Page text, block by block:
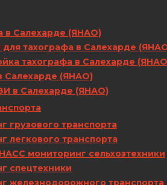
в Салехарде (ЯНАО)
для тахографа в Салехарде
тахографа в Салехарде
Салехарде (ЯНАО)
в Салехарде (ЯНАО)
грузового транспорта
легкового транспорта
мониторинг сельхозтехники
спецтехники
железнодорожного транспорта